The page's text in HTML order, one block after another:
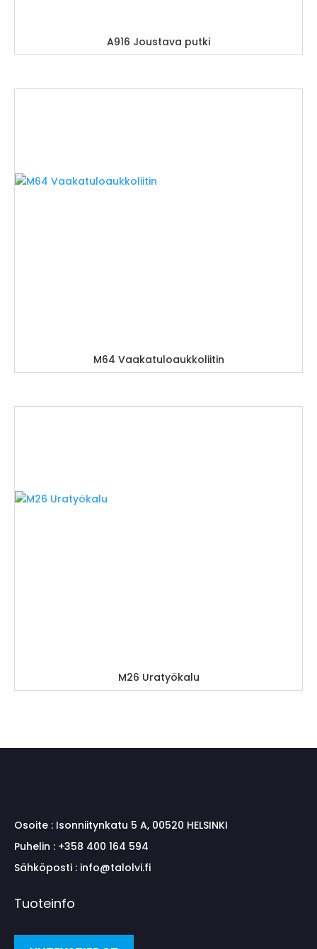
A916 Joustava putki
M64 Vaakatuloaukkoliitin
M26 Uratyökalu
Osoite : Isonniitynkatu 5 A, 00520 HELSINKI
Puhelin : +358 400 164 594
Sähköposti : info@talolvi.fi
Tuoteinfo